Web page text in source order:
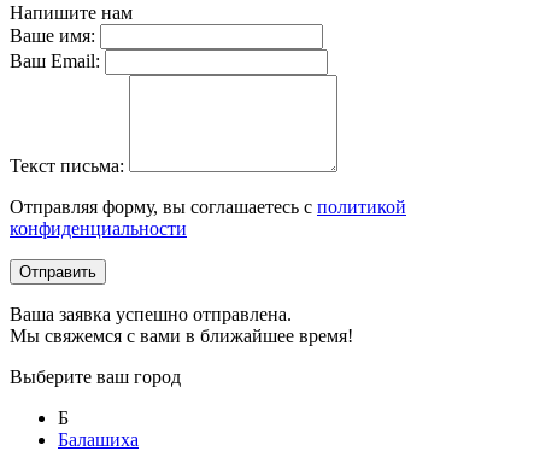
Напишите нам
Ваше имя:
Ваш Email:
Текст письма:
Отправляя форму, вы соглашаетесь с политикой
конфиденциальности
Отправить
Ваша заявка успешно отправлена.
Мы свяжемся с вами в ближайшее время!
Выберите ваш город
Б
Балашиха